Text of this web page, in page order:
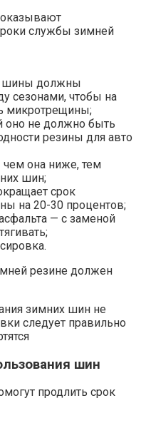
службы зимней
шины должны
сезонами, чтобы на
микротрещины;
оно не должно быть
резины для авто
чем она ниже, тем
шин;
срок
на 20-30 процентов;
— с заменой
резине должен
зимних шин не
следует правильно
шин
продлить срок